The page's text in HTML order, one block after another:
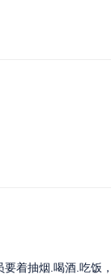
着抽烟.喝酒.吃饭